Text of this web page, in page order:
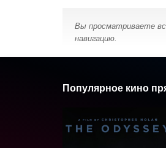
Вы просматриваете
навигацию.
Популярное кино